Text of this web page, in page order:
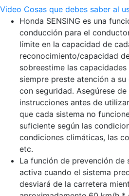
Video Cosas que debes saber al
Honda SENSING es una
conducción para el
límite en la capacidad de
reconocimiento/capacidad
sobreestime las
siempre preste atención a
con seguridad. Asegúrese
instrucciones antes de
que cada sistema no
suficiente según las
condiciones climáticas, las
etc.
La función de prevención de
activa cuando el sistema
desviará de la carretera